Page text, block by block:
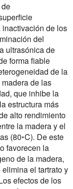
de los
del
ultrasónica de
forma fiable
de la
de las
que inhibe la
estructura más
alto rendimiento
la madera y el
(80◦C). De este
favorecen la
de la madera,
el tartrato y
efectos de los